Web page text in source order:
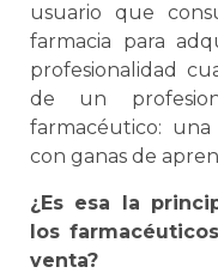
usuario que
farmacia para
profesionalidad
de un
farmacéutico:
con ganas de
¿Es esa la
los
venta?